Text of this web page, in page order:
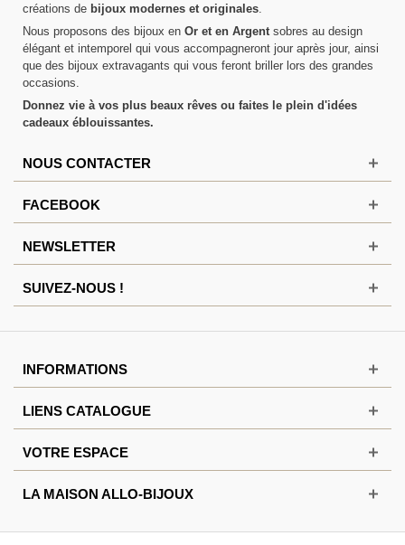
créations de bijoux modernes et originales
Nous proposons des bijoux en Or et en Argent sobres au design
élégant et intemporel qui vous accompagneront jour après jour, ainsi
que des bijoux extravagants qui vous feront briller lors des grandes
occasions.
Donnez vie à vos plus beaux rêves ou faites le plein d'idées
cadeaux éblouissantes.
NOUS CONTACTER
FACEBOOK
NEWSLETTER
SUIVEZ-NOUS !
INFORMATIONS
LIENS CATALOGUE
VOTRE ESPACE
LA MAISON ALLO-BIJOUX